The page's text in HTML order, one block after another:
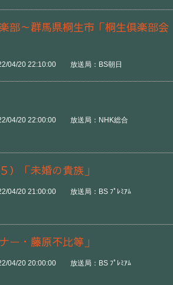
～群馬県桐生市「桐生倶楽部会
04/20 22:10:00 放送局：BS朝日
04/20 22:00:00 放送局：NHK総合
５）「未婚の貴族」
20 21:00:00 放送局：BS ﾌﾟﾚﾐｱﾑ
ー・藤原不比等」
20 20:00:00 放送局：BS ﾌﾟﾚﾐｱﾑ